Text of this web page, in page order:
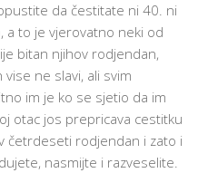
da čestitate ni 40. ni
a to je vjerovatno neki od
bitan njihov rodjendan,
ne slavi, ali svim
im je ko se sjetio da im
otac jos prepricava cestitku
četrdeseti rodjendan i zato i
nasmijte i razveselite.